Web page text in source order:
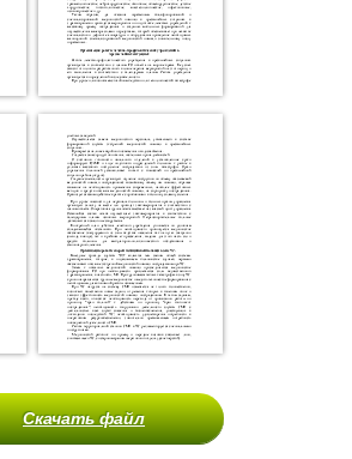
Скачать файл